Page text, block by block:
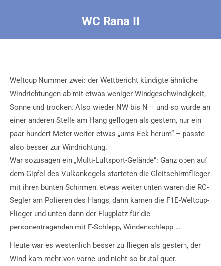
WC Rana II
Weltcup Nummer zwei: der Wettbericht kündigte ähnliche
Windrichtungen ab mit etwas weniger Windgeschwindigkeit,
Sonne und trocken. Also wieder NW bis N – und so wurde an
einer anderen Stelle am Hang geflogen als gestern, nur ein
paar hundert Meter weiter etwas „ums Eck herum“ – passte
also besser zur Windrichtung.
War sozusagen ein „Multi-Luftsport-Gelände“: Ganz oben auf
dem Gipfel des Vulkankegels starteten die Gleitschirmflieger
mit ihren bunten Schirmen, etwas weiter unten waren die RC-
Segler am Polieren des Hangs, dann kamen die F1E-Weltcup-
Flieger und unten dann der Flugplatz für die
personentragenden mit F-Schlepp, Windenschlepp …
Heute war es westenlich besser zu fliegen als gestern, der
Wind kam mehr von vorne und nicht so brutal quer.